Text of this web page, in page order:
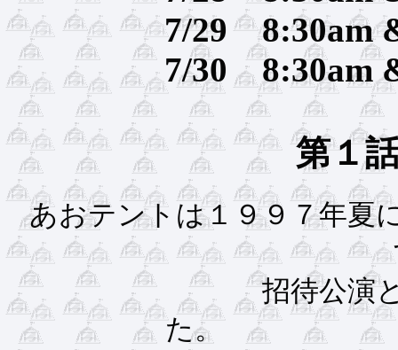
7/29 8:30am
7/30 8:30am
第１
あおテントは１９９７年夏
招待公演